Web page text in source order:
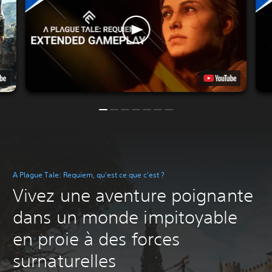
A Plague Tale: Requiem, qu'est ce que c'est ?
Vivez une aventure poignante
dans un monde impitoyable
en proie à des forces
surnaturelles